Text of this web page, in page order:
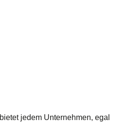
bietet jedem Unternehmen, egal